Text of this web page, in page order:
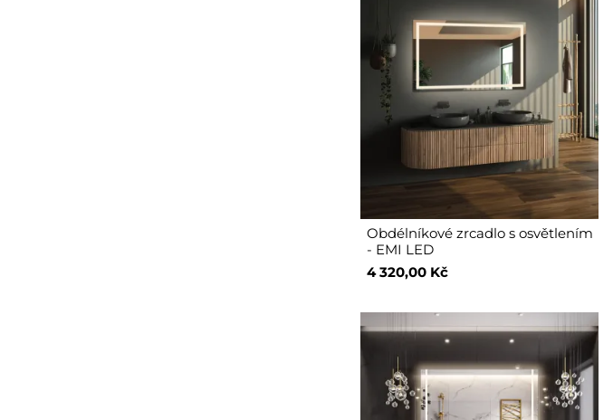
Obdélníkové zrcadlo s osvětlením
- EMI LED
4 320,00 Kč